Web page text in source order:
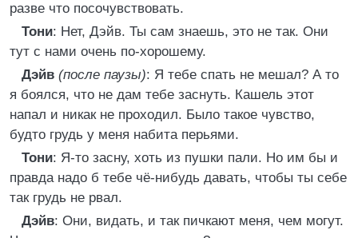
разве что посочувствовать.
Тони: Нет, Дэйв. Ты сам знаешь, это не так. Они
тут с нами очень по-хорошему.
Дэйв (после паузы): Я тебе спать не мешал? А то
я боялся, что не дам тебе заснуть. Кашель этот
напал и никак не проходил. Было такое чувство,
будто грудь у меня набита перьями.
Тони: Я-то засну, хоть из пушки пали. Но им бы и
правда надо б тебе чё-нибудь давать, чтобы ты себе
так грудь не рвал.
Дэйв: Они, видать, и так пичкают меня, чем могут.